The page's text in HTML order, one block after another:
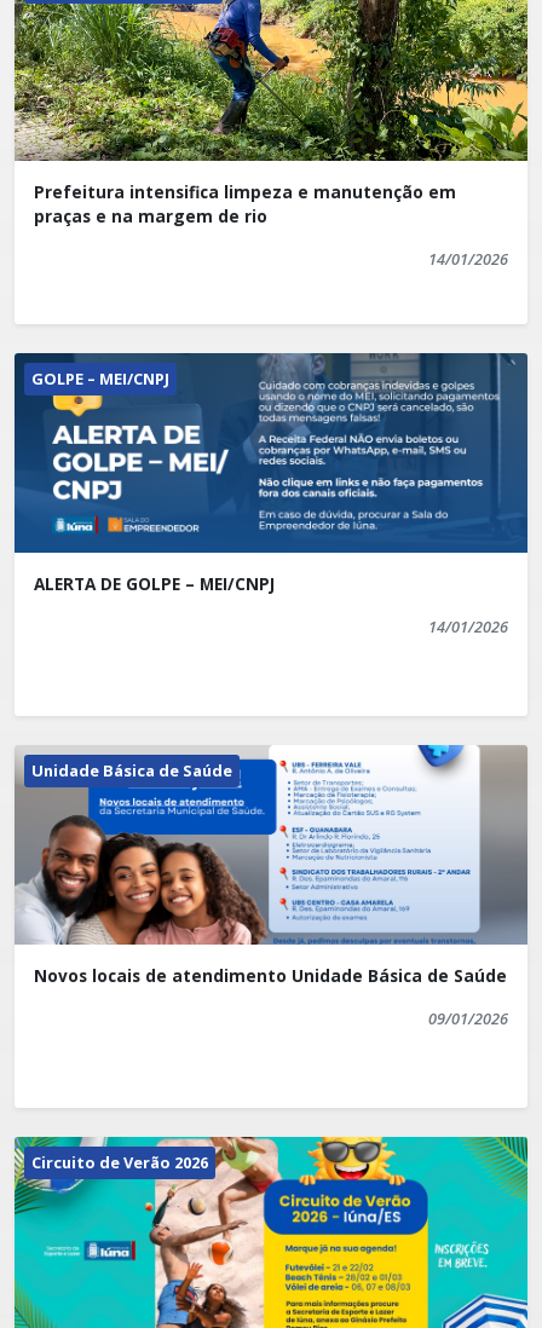
Prefeitura intensifica limpeza e manutenção em
praças e na margem de rio
14/01/2026
GOLPE – MEI/CNPJ
ALERTA DE GOLPE – MEI/CNPJ
14/01/2026
Unidade Básica de Saúde
Novos locais de atendimento Unidade Básica de Saúde
09/01/2026
Circuito de Verão 2026